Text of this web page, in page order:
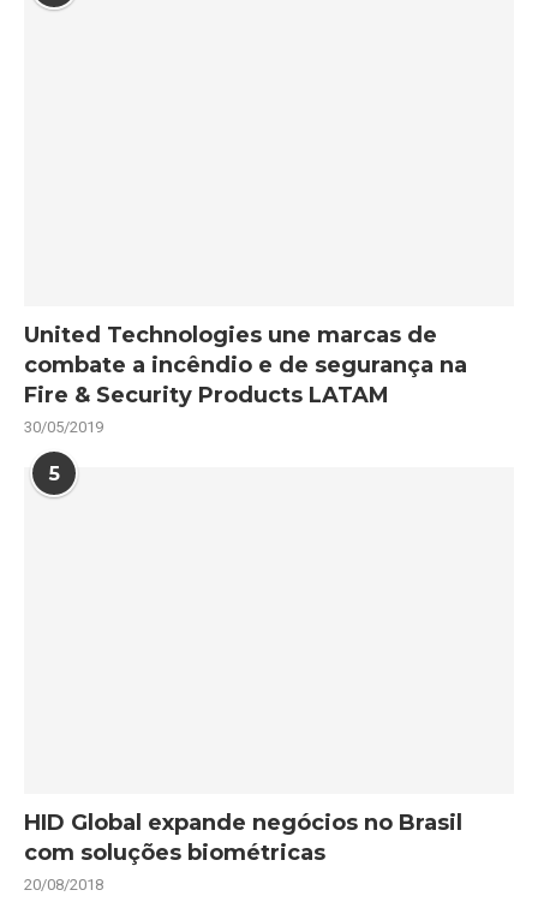
United Technologies une marcas de
combate a incêndio e de segurança na
Fire & Security Products LATAM
30/05/2019
5
HID Global expande negócios no Brasil
com soluções biométricas
20/08/2018